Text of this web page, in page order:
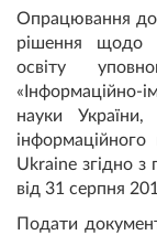
Опрацювання
рішення щодо
освіту
«Інформаційно-
науки України,
інформаційного
Ukraine згідно з
від 31 серпня
Подати